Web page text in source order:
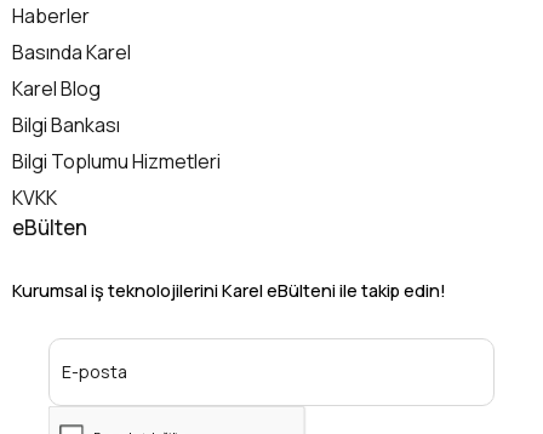
Haberler
Basında Karel
Karel Blog
Bilgi Bankası
Bilgi Toplumu Hizmetleri
KVKK
eBülten
Kurumsal iş teknolojilerini Karel eBülteni ile takip edin!